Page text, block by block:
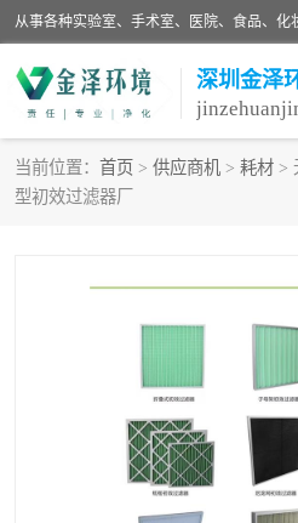
深圳金泽
当前位置： 首页 > 供应商机 > 耗材 >
型初效过滤器厂
耗材
医药车间净化
生物实验室